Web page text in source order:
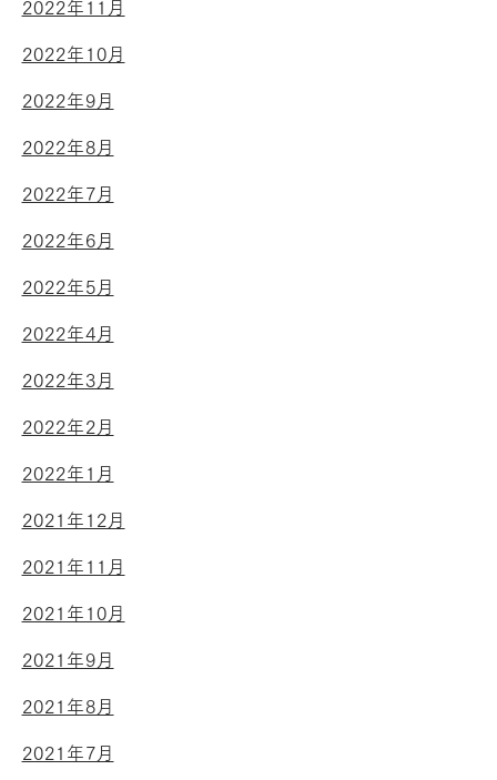
2022年11月
2022年10月
2022年9月
2022年8月
2022年7月
2022年6月
2022年5月
2022年4月
2022年3月
2022年2月
2022年1月
2021年12月
2021年11月
2021年10月
2021年9月
2021年8月
2021年7月